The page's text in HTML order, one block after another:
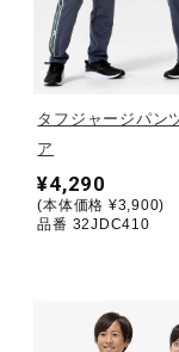
インナー
寝具／
アウトド
タフジャージパン
ア
¥4,290
(本体価格 ¥3,900)
品番 32JDC410